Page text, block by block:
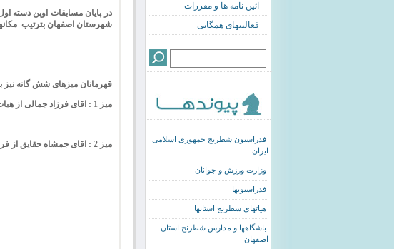
ائین نامه ها و مقررات
فعالیتهای همگانی
فدراسیون شطرنج جمهوری اسلامی
ایران
وزارت ورزش و جوانان
فدراسیونها
هیاتهای شطرنج استانها
باشگاهها و مدارس شطرنج استان
اصفهان
در پایان مسابقات اوپن دسته
شهرستان اصفهان بترتیب
قهرمانان میزهای شش گانه
میز 1 : اقای فرزاد جمالی از هیات شهرضا (1) با کسب 7 امتیاز از 8 بازی و 87.5% امتیازات
میز 2 : اقای جمشاه حقایق از فرا اندیشه افاق با کسب 7 امتیاز از 8 بازی و 87.5% امتیازات